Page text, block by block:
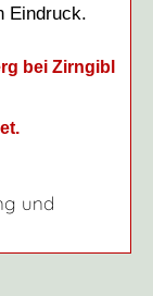
Eindruck.
bei Zirngibl